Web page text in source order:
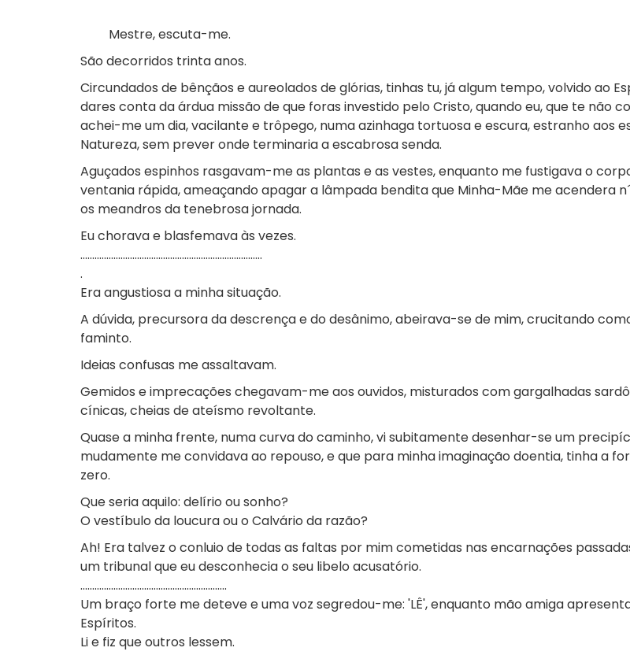
Mestre, escuta-me.
São decorridos trinta anos.
Circundados de bênçãos e aureolados de glórias, tinhas tu, já algum tempo, volvido ao
dares conta da árdua missão de que foras investido pelo Cristo, quando eu, que te não
achei-me um dia, vacilante e trôpego, numa azinhaga tortuosa e escura, estranho aos
Natureza, sem prever onde terminaria a escabrosa senda.
Aguçados espinhos rasgavam-me as plantas e as vestes, enquanto me fustigava o
ventania rápida, ameaçando apagar a lâmpada bendita que Minha-Mãe me acendera
os meandros da tenebrosa jornada.
Eu chorava e blasfemava às vezes.
.............................................................................
.
Era angustiosa a minha situação.
A dúvida, precursora da descrença e do desânimo, abeirava-se de mim, crucitando
faminto.
Ideias confusas me assaltavam.
Gemidos e imprecações chegavam-me aos ouvidos, misturados com gargalhadas
cínicas, cheias de ateísmo revoltante.
Quase a minha frente, numa curva do caminho, vi subitamente desenhar-se um
mudamente me convidava ao repouso, e que para minha imaginação doentia, tinha a
zero.
Que seria aquilo: delírio ou sonho?
O vestíbulo da loucura ou o Calvário da razão?
Ah! Era talvez o conluio de todas as faltas por mim cometidas nas encarnações
um tribunal que eu desconhecia o seu libelo acusatório.
..............................................................
Um braço forte me deteve e uma voz segredou-me: 'LÊ', enquanto mão amiga
Espíritos.
Li e fiz que outros lessem.